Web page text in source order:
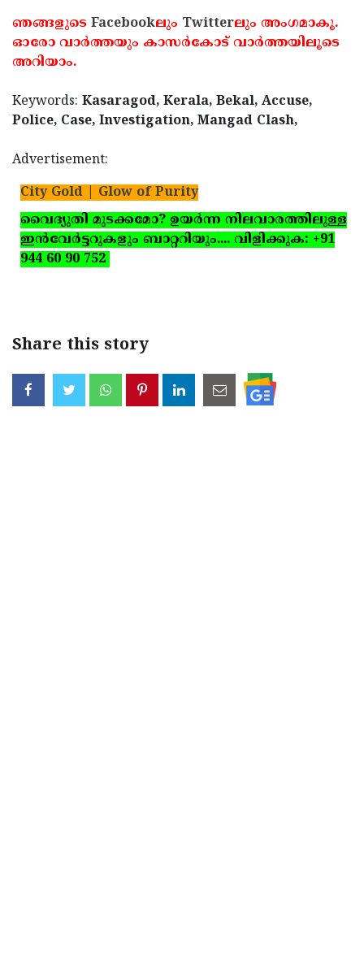
ഞങ്ങളുടെ Facebookലും Twitterലും അംഗമാകൂ.
ഓരോ വാര്‍ത്തയും കാസര്‍കോട് വാര്‍ത്തയിലൂടെ
അറിയാം.
Keywords: Kasaragod, Kerala, Bekal, Accuse,
Police, Case, Investigation, Mangad Clash,
Advertisement:
City Gold | Glow of Purity
വൈദ്യുതി മുടക്കമോ? ഉയര്‍ന്ന നിലവാരത്തിലുള്ള
ഇന്‍വേര്‍ട്ടറുകളും ബാറ്ററിയും.... വിളിക്കുക: +91
944 60 90 752
Share this story